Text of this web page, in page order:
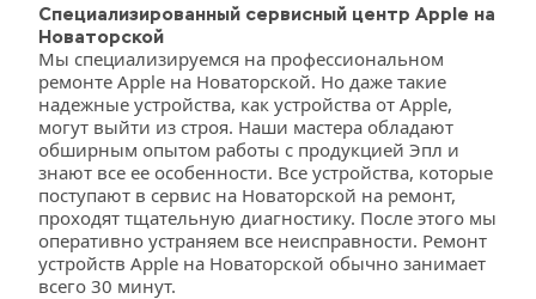
Специализированный сервисный центр Apple на
Новаторской
Мы специализируемся на профессиональном
ремонте Apple на Новаторской. Но даже такие
надежные устройства, как устройства от Apple,
могут выйти из строя. Наши мастера обладают
обширным опытом работы с продукцией Эпл и
знают все ее особенности. Все устройства, которые
поступают в сервис на Новаторской на ремонт,
проходят тщательную диагностику. После этого мы
оперативно устраняем все неисправности. Ремонт
устройств Apple на Новаторской обычно занимает
всего 30 минут.